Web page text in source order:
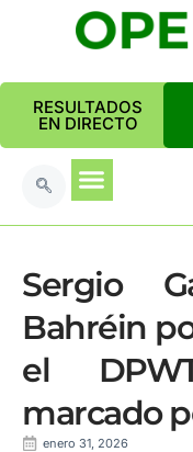
RESULTADOS
EN DIRECTO
Sergio
Bahréin
el
marcado
enero 31, 2026